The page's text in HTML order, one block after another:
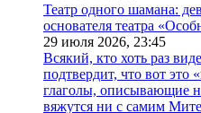
Театр одного шамана:
основателя театра
29 июля 2026, 23:45
Всякий, кто хоть раз
подтвердит, что вот это
глаголы, описывающие
вяжутся ни с самим